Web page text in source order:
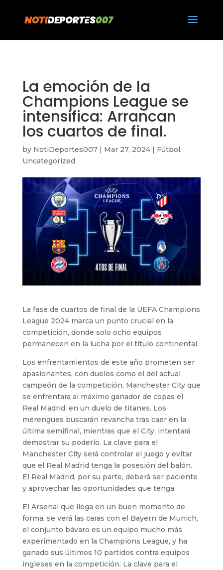
La emoción de la
Champions League se
intensifica: Arrancan
los cuartos de final.
by NotiDeportes007| Mar 27, 2024| Fútbol,
Uncategorized
La fase de cuartos de final de la UEFA Champions
League 2024 marca un punto crucial en la
competición, donde solo ocho equipos
permanecen en la lucha por el título continental.
Los enfrentamientos de este año prometen ser
apasionantes, con duelos como el del actual
campeón de la competición, Manchester City que
se enfrentara al máximo ganador de copas el
Real Madrid, en un duelo de titanes. Los
merengues buscarán revancha tras caer en la
última semifinal, mientras que el City, intentará
demostrar su poderío. La clave para el
Manchester City será controlar el juego y evitar
que el Real Madrid tenga la posesión del balón.
El Real Madrid, por su parte, deberá ser paciente
y aprovechar las oportunidades que tenga.
El Arsenal que llega en un buen momento de
forma, se verá las caras con el Bayern de Munich,
el conjunto bávaro es un equipo mucho más
experimentado en la Champions League, y ha
ganado sus últimos 10 partidos contra equipos
ingleses en la competición. La clave para el